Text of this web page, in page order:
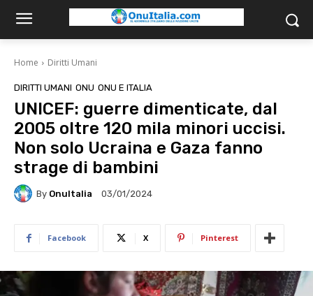
Home Diritti Umani
DIRITTI UMANI ONU ONU E ITALIA
UNICEF: guerre dimenticate, dal
2005 oltre 120 mila minori uccisi.
Non solo Ucraina e Gaza fanno
strage di bambini
By OnuItalia 03/01/2024
Facebook X Pinterest